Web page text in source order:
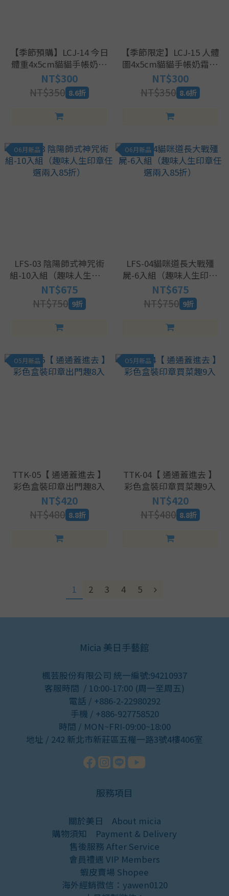
【季節預購】LCJ-14 今日
體重4x5cm貓貓手帳奶霜
印章
NT$300
NT$350 8.6折
【季節限定】LCJ-15 人體
圖4x5cm貓貓手帳奶霜印
章
NT$300
NT$350 8.6折
O6月新品
LFS-03 陰陽師式神咒術
組-10入組（趣味人生印章
任選兩入85折）
NT$675
NT$750 9折
O6月新品
LFS-04貓咪道長大戰殭
屍-6入組（趣味人生印章
任選兩入85折）
NT$675
NT$750 9折
O5月新品
TTK-05【 通通蓋進去 】
彩色盒裝印章出門趣8入
NT$420
NT$480 8.8折
O5月新品
TTK-04【 通通蓋進去 】
彩色盒裝印章買菜趣9入
NT$420
NT$480 8.8折
1 2 3 4 5
Micia 美日手藝館
楓芸股份有限公司 統一編號:94210937
客服時間 / 10:00-17:00 (周一至周五)
電話 / +886-2-22980292
手機 / +886-927758520
時間 / MON~FRI-09:00~18:00
地址 / 242 新北市新莊區五權一路3號4樓406室
服務項目
關於美日 About micia
購物須知 Payment & Delivery
售後服務 After Service
會員禮遇 VIP Members
蝦皮賣場 Shopee
海外經銷微信：yawen0120